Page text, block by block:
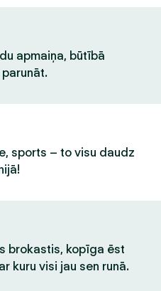
apmaiņa, būtībā
sports – to visu daudz
brokastis, kopīga ēst
kuru visi jau sen runā.